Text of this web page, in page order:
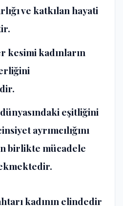
ve katkılan hayati
kesimi kadınların
eşitliğini
ayrımcılığını
birlikte mücadele
kadının elindedir